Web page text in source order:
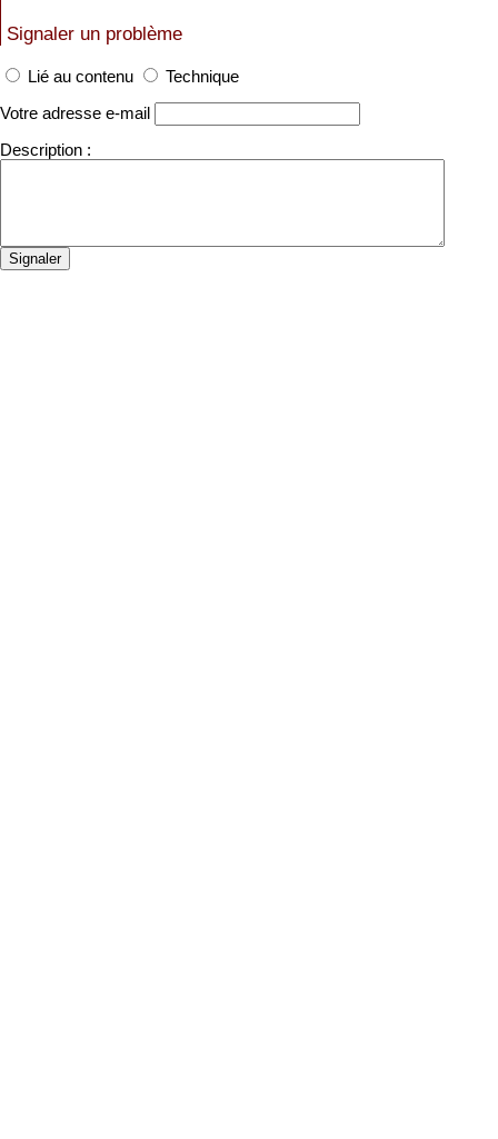
Signaler un problème
Lié au contenu Technique
Votre adresse e-mail
Description :